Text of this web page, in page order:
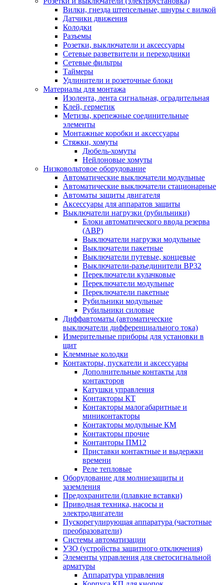
Вилки, гнезда штепсельные, шнуры с вилкой
Датчики движения
Колодки
Разъемы
Розетки, выключатели и аксессуары
Сетевые разветвители и переходники
Сетевые фильтры
Таймеры
Удлинители и розеточные блоки
Материалы для монтажа
Изолента, лента сигнальная, оградительная
Клей, герметик
Метизы, крепежные соединительные
элементы
Монтажные коробки и аксессуары
Стяжки, хомуты
Дюбель-хомуты
Нейлоновые хомуты
Низковольтовое оборудование
Автоматические выключатели модульные
Автоматические выключатели стационарные
Автоматы защиты двигателя
Аксессуары для аппаратов защиты
Выключатели нагрузки (рубильники)
Блоки автоматического ввода резерва
(АВР)
Выключатели нагрузки модульные
Выключатели пакетные
Выключатели путевые, концевые
Выключатели-разъединители ВР32
Переключатели кулачковые
Переключатели модульные
Переключатели пакетные
Рубильники модульные
Рубильники силовые
Диффавтоматы (автоматические
выключатели дифференциального тока)
Измерительные приборы для установки в
щит
Клеммные колодки
Контакторы, пускатели и аксессуары
Дополнительные контакты для
контакторов
Катушки управления
Контакторы КТ
Контакторы малогабаритные и
миниконтакторы
Контакторы модульные КМ
Контакторы прочие
Контанторы ПМ12
Приставки контактные и выдержки
времени
Реле тепловые
Оборудование для молниезащиты и
заземления
Предохранители (плавкие вставки)
Приводная техника, насосы и
электродвигатели
Пускорегулирующая аппаратура (частотные
преобразователи)
Системы автоматизации
УЗО (устройства защитного отключения)
Элементы управления для светосигнальной
арматуры
Аппаратура управления